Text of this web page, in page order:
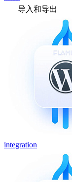
导入和导出
integration